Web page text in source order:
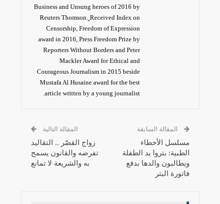
Business and Unsung heroes of 2016 by
Reuters Thomson. ٍReceived Index on
Censorship, Freedom of Expression
award in 2016, Press Freedom Prize by
Reporters Without Borders and Peter
Mackler Award for Ethical and
Courageous Journalism in 2015 beside
Mustafa Al Husaine award for the best
article written by a young journalist.
المقالة السابقة
مسلسل الأخطاء
الطبية: بتروا يد الطفلة
ويطالبون والدها بدفع
فاتورة البتر
المقالة التالية
زواج القصّر .. التقاليد
تفرضه والقانون يسمح
به والشريعة لا تمانع